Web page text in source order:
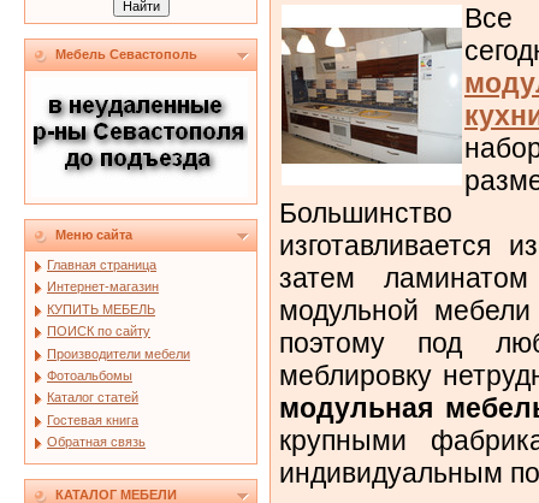
Мебель Севастополь
Меню сайта
Главная страница
Интернет-магазин
КУПИТЬ МЕБЕЛЬ
ПОИСК по сайту
Производители мебели
Фотоальбомы
Каталог статей
Гостевая книга
Обратная связь
КАТАЛОГ МЕБЕЛИ
Все
изготавливается
затем
модульной
поэтому под
меблировку
модульная
крупными
индивидуальным